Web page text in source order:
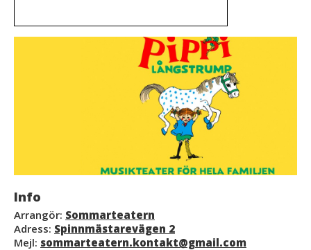
Info
Arrangör: Sommarteatern
Adress: Spinnmästarevägen 2
Mejl: sommarteatern.kontakt@gmail.com